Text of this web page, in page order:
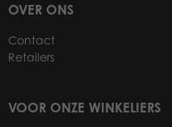
OVER ONS
Contact
Retailers
VOOR ONZE WINKELIERS